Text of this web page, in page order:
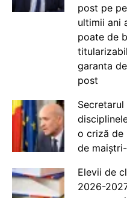
post pe
ultimii ani
poate de
garanta
post
o criză de
de
Elevii de
2026-